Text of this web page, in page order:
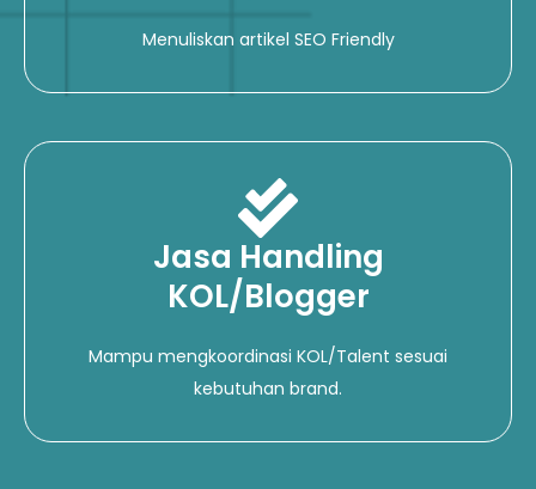
Menuliskan artikel SEO Friendly
Jasa Handling
KOL/Blogger
Mampu mengkoordinasi KOL/Talent sesuai
kebutuhan brand.